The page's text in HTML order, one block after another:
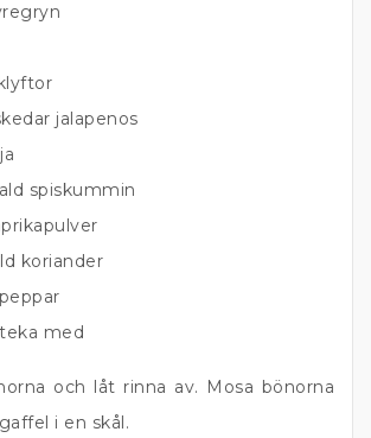
jalapenos
spiskummin
koriander
med
och låt rinna av. Mosa bönorna
i en skål.